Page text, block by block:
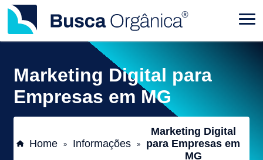
Marketing Digital para
Empresas em MG
Home » Informações »
Marketing Digital
para Empresas em
MG